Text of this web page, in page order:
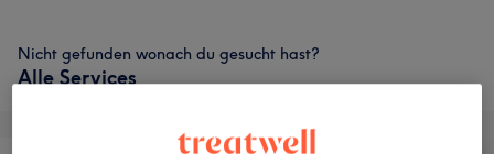
Nicht gefunden wonach du gesucht hast?
Alle Services